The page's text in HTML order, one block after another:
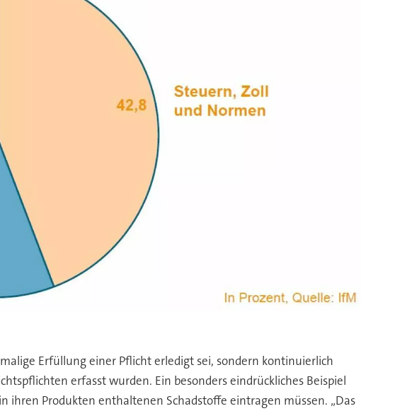
Erfüllung einer Pflicht erledigt sei, sondern kontinuierlich
erfasst wurden. Ein besonders eindrückliches Beispiel
Produkten enthaltenen Schadstoffe eintragen müssen. „Das